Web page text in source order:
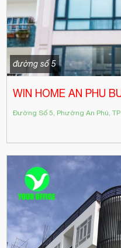
đường số 5
WIN HOME AN PHU
Đường Số 5, Phường An Phú,